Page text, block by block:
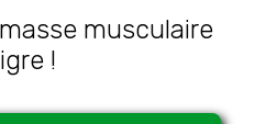
musculaire
!